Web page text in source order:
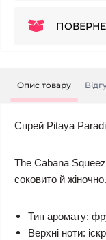
Опис товару
Спрей Pitaya
The Cabana
соковито й жіночно.
Тип аромату:
Верхні ноти: